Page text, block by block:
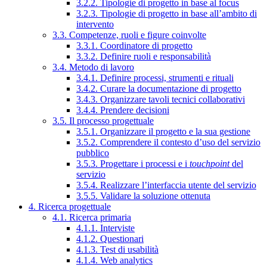
3.2.2. Tipologie di progetto in base al focus
3.2.3. Tipologie di progetto in base all’ambito di
intervento
3.3. Competenze, ruoli e figure coinvolte
3.3.1. Coordinatore di progetto
3.3.2. Definire ruoli e responsabilità
3.4. Metodo di lavoro
3.4.1. Definire processi, strumenti e rituali
3.4.2. Curare la documentazione di progetto
3.4.3. Organizzare tavoli tecnici collaborativi
3.4.4. Prendere decisioni
3.5. Il processo progettuale
3.5.1. Organizzare il progetto e la sua gestione
3.5.2. Comprendere il contesto d’uso del servizio
pubblico
3.5.3. Progettare i processi e i touchpointdel
servizio
3.5.4. Realizzare l’interfaccia utente del servizio
3.5.5. Validare la soluzione ottenuta
4. Ricerca progettuale
4.1. Ricerca primaria
4.1.1. Interviste
4.1.2. Questionari
4.1.3. Test di usabilità
4.1.4. Web analytics